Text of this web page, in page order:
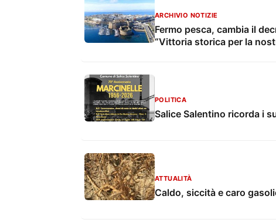
ARCHIVIO NOTIZIE
Fermo pesca, cambia il
“Vittoria storica per la
POLITICA
Salice Salentino ricorda i
ATTUALITÀ
Caldo, siccità e caro